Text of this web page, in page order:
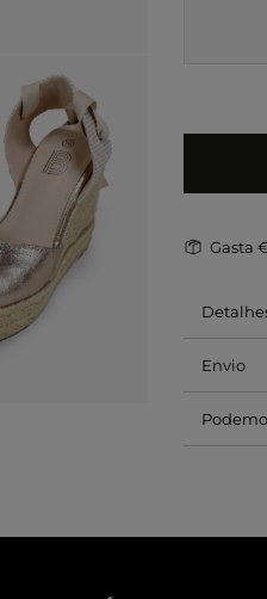
Gasta
Envio